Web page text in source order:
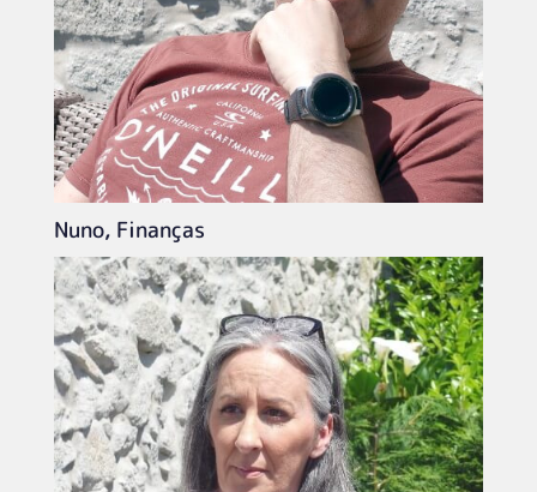
Nuno, Finanças